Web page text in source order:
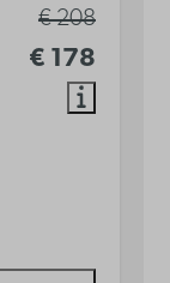
€ 208
€ 178